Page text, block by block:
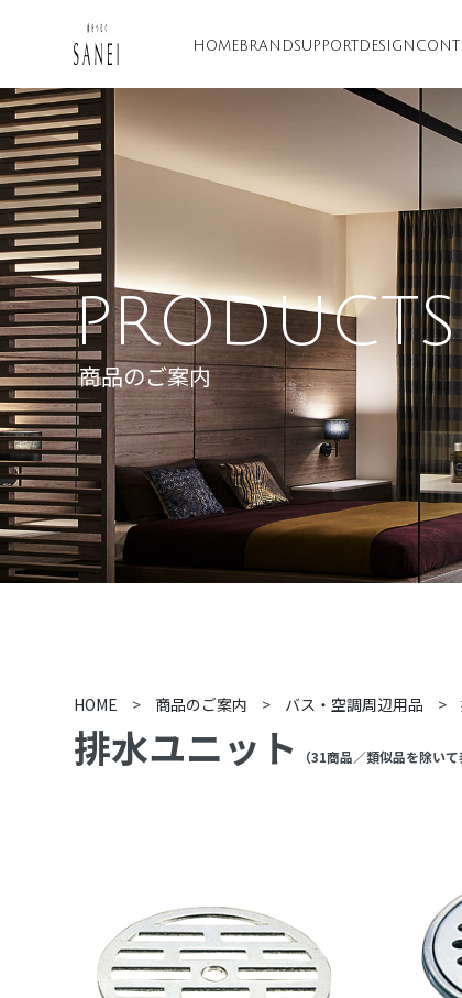
HOME BRANDSUPPORT DESIGN
PRODUCTS
商品のご案内
HOME > 商品のご案内 > バス・空調周辺用品 >
排水ユニット （31商品／類似品を除い